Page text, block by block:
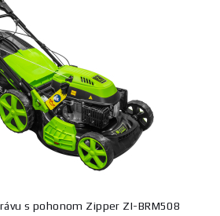
s pohonom Zipper ZI-BRM508